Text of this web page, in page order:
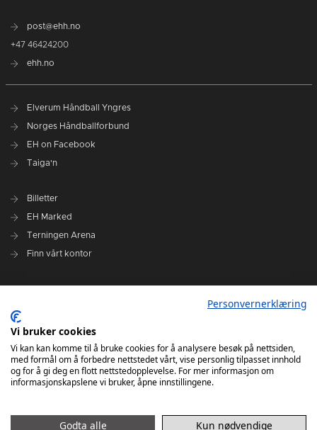
post@ehh.no
+47 46424200
ehh.no
Elverum Håndball Yngres
Norges Håndballforbund
EH on Facebook
Taiga'n
Billetter
EH Marked
Terningen Arena
Finn vårt kontor
Administrasjonen i Elverum Håndball
Styre og utvalg
VARSLINGSRUTINER FOR ELVERUM HÅNDBALL
Personvernerklæring
Vi bruker cookies
Vi kan kan komme til å bruke cookies for å analysere besøk på nettsiden,
med formål om å forbedre nettstedet vårt, vise personlig tilpasset innhold
og for å gi deg en flott nettstedopplevelse. For mer informasjon om
informasjonskapslene vi bruker, åpne innstillingene.
Godta alle Kun nødvendige